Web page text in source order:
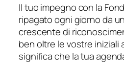
Il tuo impegno con la
ripagato ogni giorno da
crescente di
ben oltre le vostre iniziali
significa che la tua